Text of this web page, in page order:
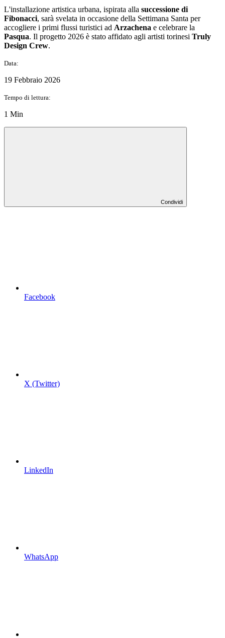
L'installazione artistica urbana, ispirata alla successione di
Fibonacci, sarà svelata in occasione della Settimana Santa per
accogliere i primi flussi turistici ad Arzachena e celebrare la
Pasqua. Il progetto 2026 è stato affidato agli artisti torinesi Truly
Design Crew.
Data:
19 Febbraio 2026
Tempo di lettura:
1 Min
Condividi
Facebook
X (Twitter)
LinkedIn
WhatsApp